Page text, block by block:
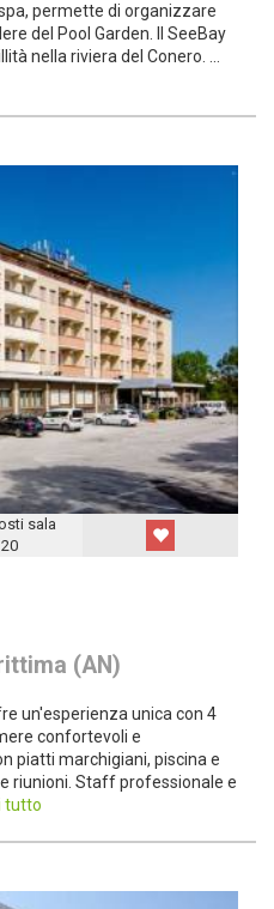
permette di organizzare
del Pool Garden. Il SeeBay
nella riviera del Conero. ...
sala
(AN)
un'esperienza unica con 4
confortevoli e
piatti marchigiani, piscina e
riunioni. Staff professionale e
tutto